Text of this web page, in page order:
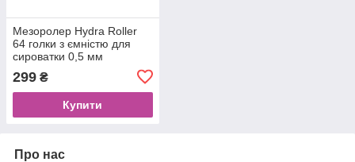
Мезоролер Hydra Roller
64 голки з ємністю для
сироватки 0,5 мм
299 ₴
Купити
Про нас